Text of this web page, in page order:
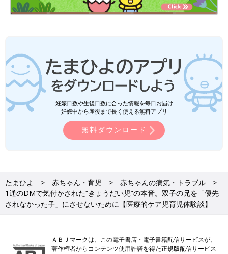
妊娠日数や生後日数に合った情報を毎日お届け
妊娠中から産後まで長く使える無料アプリ
無料ダウンロード
たまひよ 赤ちゃん・育児
赤ちゃんの病気・トラブル
1通のDMで気付かされた“きょうだい児”の本音。双子の兄を「優先
されなかった子」にさせないために【医療的ケア児育児体験談】
ＡＢＪマークは、この電子書店・電子書籍配信サービスが、
著作権者からコンテンツ使用許諾を得た正規版配信サービス